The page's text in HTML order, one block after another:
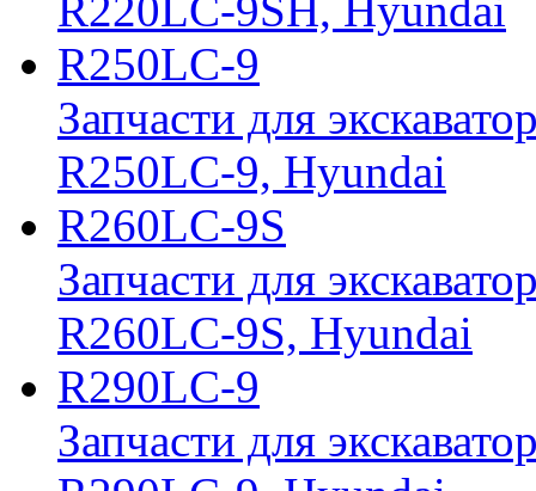
R220LC-9SH, Hyundai
R250LC-9
Запчасти для
R250LC-9, Hyundai
R260LC-9S
Запчасти для
R260LC-9S, Hyundai
R290LC-9
Запчасти для